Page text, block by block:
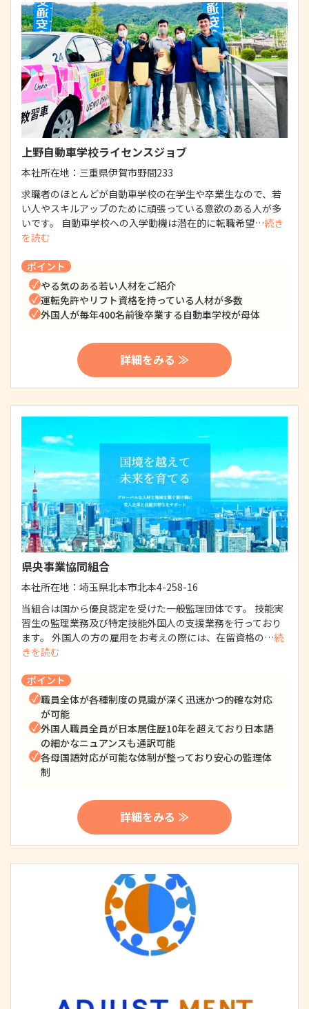
上野自動車学校ライセンスジョブ
本社所在地： 三重県伊賀市野間233
求職者のほとんどが自動車学校の在学生や卒業生なので、若
い人やスキルアップのために頑張っている意欲のある人が多
いです。 自動車学校への入学動機は潜在的に転職希望…続き
を読む
ポイント
やる気のある若い人材をご紹介
運転免許やリフト資格を持っている人材が多数
外国人が毎年400名前後卒業する自動車学校が母体
詳細をみる ≫
県央事業協同組合
本社所在地： 埼玉県北本市北本4-258-16
当組合は国から優良認定を受けた一般監理団体です。 技能実
習生の監理業務及び特定技能外国人の支援業務を行っており
ます。 外国人の方の雇用をお考えの際には、在留資格の…続
きを読む
ポイント
職員全体が各種制度の見識が深く迅速かつ的確な対応
が可能
外国人職員全員が日本居住歴10年を超えており日本語
の細かなニュアンスも通訳可能
各母国語対応が可能な体制が整っており安心の監理体
制
詳細をみる ≫